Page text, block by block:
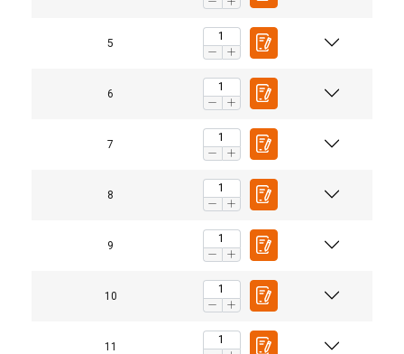
5
6
7
8
9
10
11